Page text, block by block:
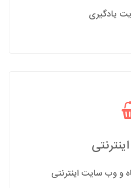
یادگیری
و وب سایت اینترنتی